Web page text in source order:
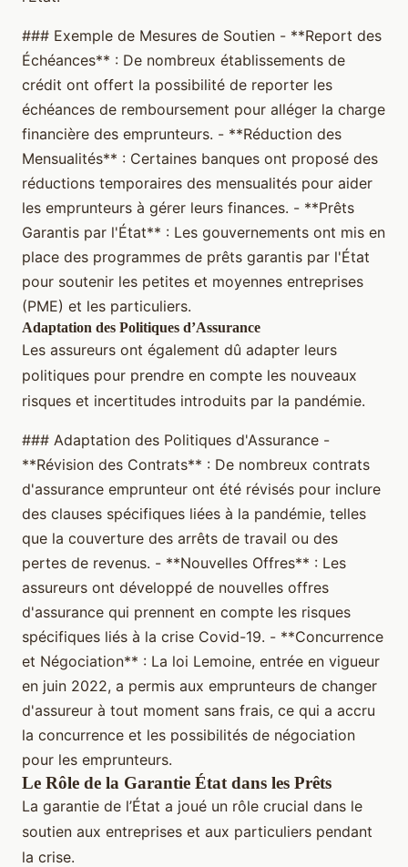
### Exemple de Mesures de Soutien - **Report des
Échéances** : De nombreux établissements de
crédit ont offert la possibilité de reporter les
échéances de remboursement pour alléger la charge
financière des emprunteurs. - **Réduction des
Mensualités** : Certaines banques ont proposé des
réductions temporaires des mensualités pour aider
les emprunteurs à gérer leurs finances. - **Prêts
Garantis par l'État** : Les gouvernements ont mis en
place des programmes de prêts garantis par l'État
pour soutenir les petites et moyennes entreprises
(PME) et les particuliers.
Adaptation des Politiques d’Assurance
Les assureurs ont également dû adapter leurs
politiques pour prendre en compte les nouveaux
risques et incertitudes introduits par la pandémie.
### Adaptation des Politiques d'Assurance -
**Révision des Contrats** : De nombreux contrats
d'assurance emprunteur ont été révisés pour inclure
des clauses spécifiques liées à la pandémie, telles
que la couverture des arrêts de travail ou des
pertes de revenus. - **Nouvelles Offres** : Les
assureurs ont développé de nouvelles offres
d'assurance qui prennent en compte les risques
spécifiques liés à la crise Covid-19. - **Concurrence
et Négociation** : La loi Lemoine, entrée en vigueur
en juin 2022, a permis aux emprunteurs de changer
d'assureur à tout moment sans frais, ce qui a accru
la concurrence et les possibilités de négociation
pour les emprunteurs.
Le Rôle de la Garantie État dans les Prêts
La garantie de l’État a joué un rôle crucial dans le
soutien aux entreprises et aux particuliers pendant
la crise.